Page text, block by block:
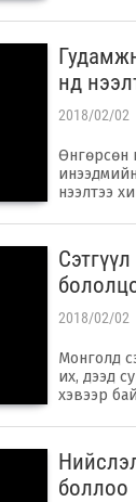
нд
2018/02/02
Өнгөрсөн
нээлтээ
2018/02/02
Монголд
их, дээд
хэвээр
боллоо